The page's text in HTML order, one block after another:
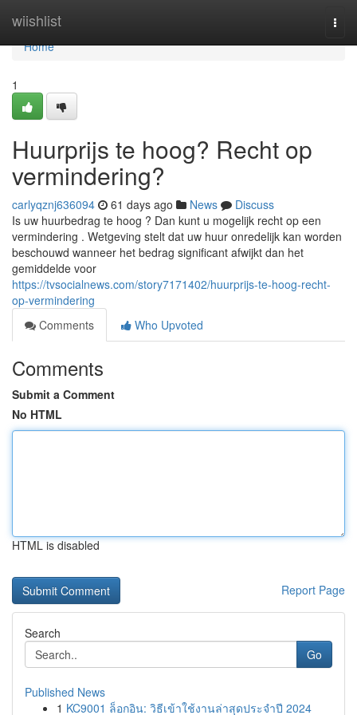
wiishlist
Home
Home
1
Huurprijs te hoog? Recht op
vermindering?
carlyqznj636094 61 days ago News
Discuss
Is uw huurbedrag te hoog ? Dan kunt u mogelijk recht op een
vermindering . Wetgeving stelt dat uw huur onredelijk kan worden
beschouwd wanneer het bedrag significant afwijkt dan het
gemiddelde voor
https://tvsocialnews.com/story7171402/huurprijs-te-hoog-recht-
op-vermindering
Comments
Who Upvoted
Comments
Submit a Comment
No HTML
HTML is disabled
Report Page
Search
Go
Published News
1 KC9001 ล็อกอิน: วิธีเข้าใช้งานล่าสุดประจำปี 2024